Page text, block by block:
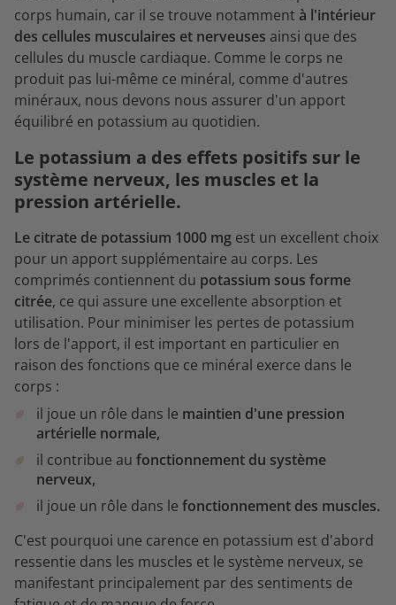
corps humain, car il se trouve notamment à l'intérieur
des cellules musculaires et nerveuses ainsi que des
cellules du muscle cardiaque. Comme le corps ne
produit pas lui-même ce minéral, comme d'autres
minéraux, nous devons nous assurer d'un apport
équilibré en potassium au quotidien.
Le potassium a des effets positifs sur le
système nerveux, les muscles et la
pression artérielle.
Le citrate de potassium 1000 mg est un excellent choix
pour un apport supplémentaire au corps. Les
comprimés contiennent du potassium sous forme
citrée, ce qui assure une excellente absorption et
utilisation. Pour minimiser les pertes de potassium
lors de l'apport, il est important en particulier en
raison des fonctions que ce minéral exerce dans le
corps :
il joue un rôle dans le maintien d'une pression
artérielle normale,
il contribue au fonctionnement du système
nerveux,
il joue un rôle dans le fonctionnement des muscles.
C'est pourquoi une carence en potassium est d'abord
ressentie dans les muscles et le système nerveux, se
manifestant principalement par des sentiments de